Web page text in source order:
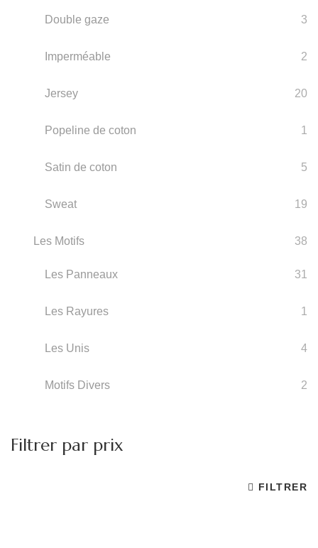
Double gaze 3
Imperméable 2
Jersey 20
Popeline de coton 1
Satin de coton 5
Sweat 19
Les Motifs 38
Les Panneaux 31
Les Rayures 1
Les Unis 4
Motifs Divers 2
Filtrer par prix
FILTRER